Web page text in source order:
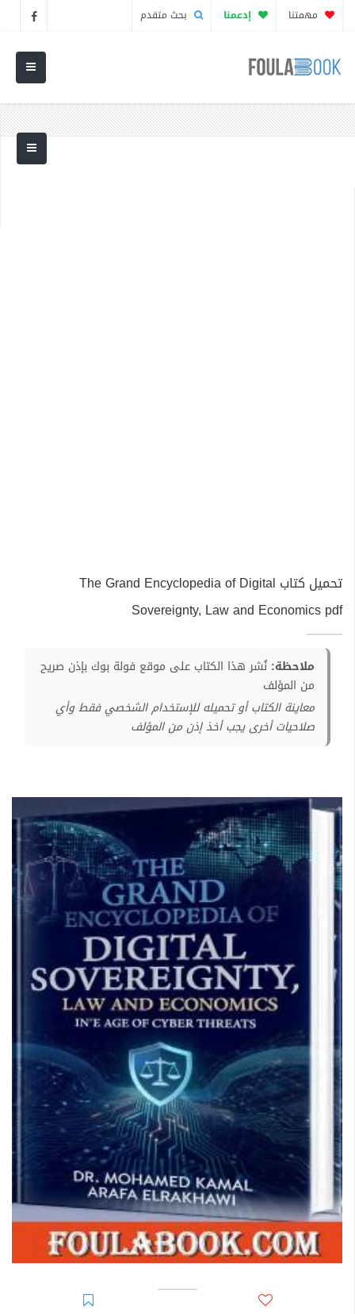
مهمتنا إدعمنا بحث متقدم
تحميل كتاب The Grand Encyclopedia of Digital
Sovereignty, Law and Economics pdf
ملاحظة: نُشر هذا الكتاب على موقع فولة بوك بإذن صريح
من المؤلف
معاينة الكتاب أو تحميله للإستخدام الشخصي فقط وأي
صلاحيات أخرى يجب أخذ إذن من المؤلف